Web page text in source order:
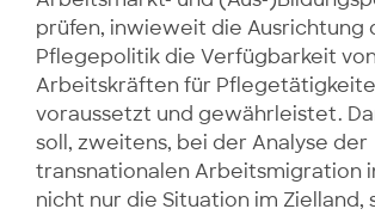
prüfen, inwieweit die Ausrichtung
Pflegepolitik die Verfügbarkeit von
Arbeitskräften für
voraussetzt und gewährleistet.
soll, zweitens, bei der Analyse der
transnationalen Arbeitsmigration
nicht nur die Situation im Zielland,